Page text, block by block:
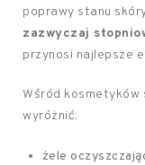
poprawy stanu
zazwyczaj
przynosi najlepsze
Wśród kosmetyków
wyróżnić:
żele